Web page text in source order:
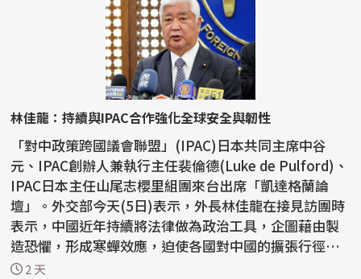
林佳龍：持續與IPAC合作強化全球安全與韌性
「對中政策跨國議會聯盟」(IPAC)日本共同主席中谷
元、IPAC創辦人兼執行主任裴倫德(Luke de Pulford)、
IPAC日本主任山尾志櫻里組團來台出席「凱達格蘭論
壇」。外交部今天(5日)表示，外長林佳龍在接見訪團時
表示，中國近年持續將法律做為政治工具，企圖藉由製
造恐懼，形成寒蟬效應，迫使各國對中國的擴張行徑保
持沈默，因...
2 天